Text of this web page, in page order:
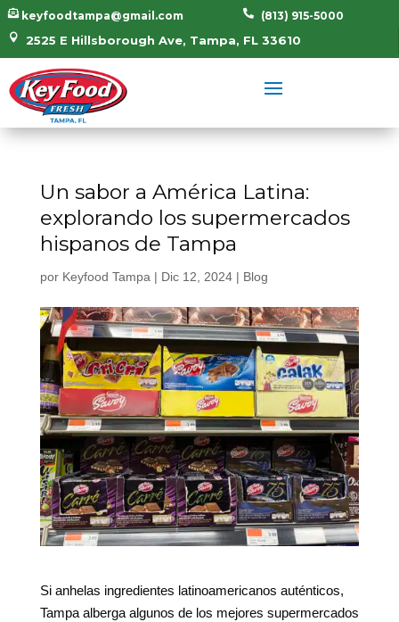
 (813) 915-5000
 keyfoodtampa@gmail.com
 2525 E Hillsborough Ave, Tampa, FL 33610
Un sabor a América Latina:
explorando los supermercados
hispanos de Tampa
por Keyfood Tampa | Dic 12, 2024| Blog
Si anhelas ingredientes latinoamericanos auténticos,
Tampa alberga algunos de los mejores supermercados